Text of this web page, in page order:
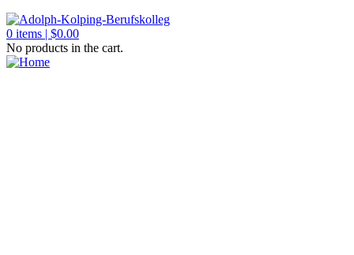
0 items | $0.00
No products in the cart.